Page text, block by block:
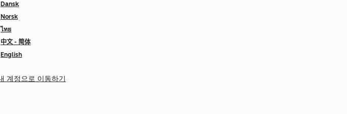
Dansk
Norsk
ไทย
中文 - 简体
English
계정으로 이동하기